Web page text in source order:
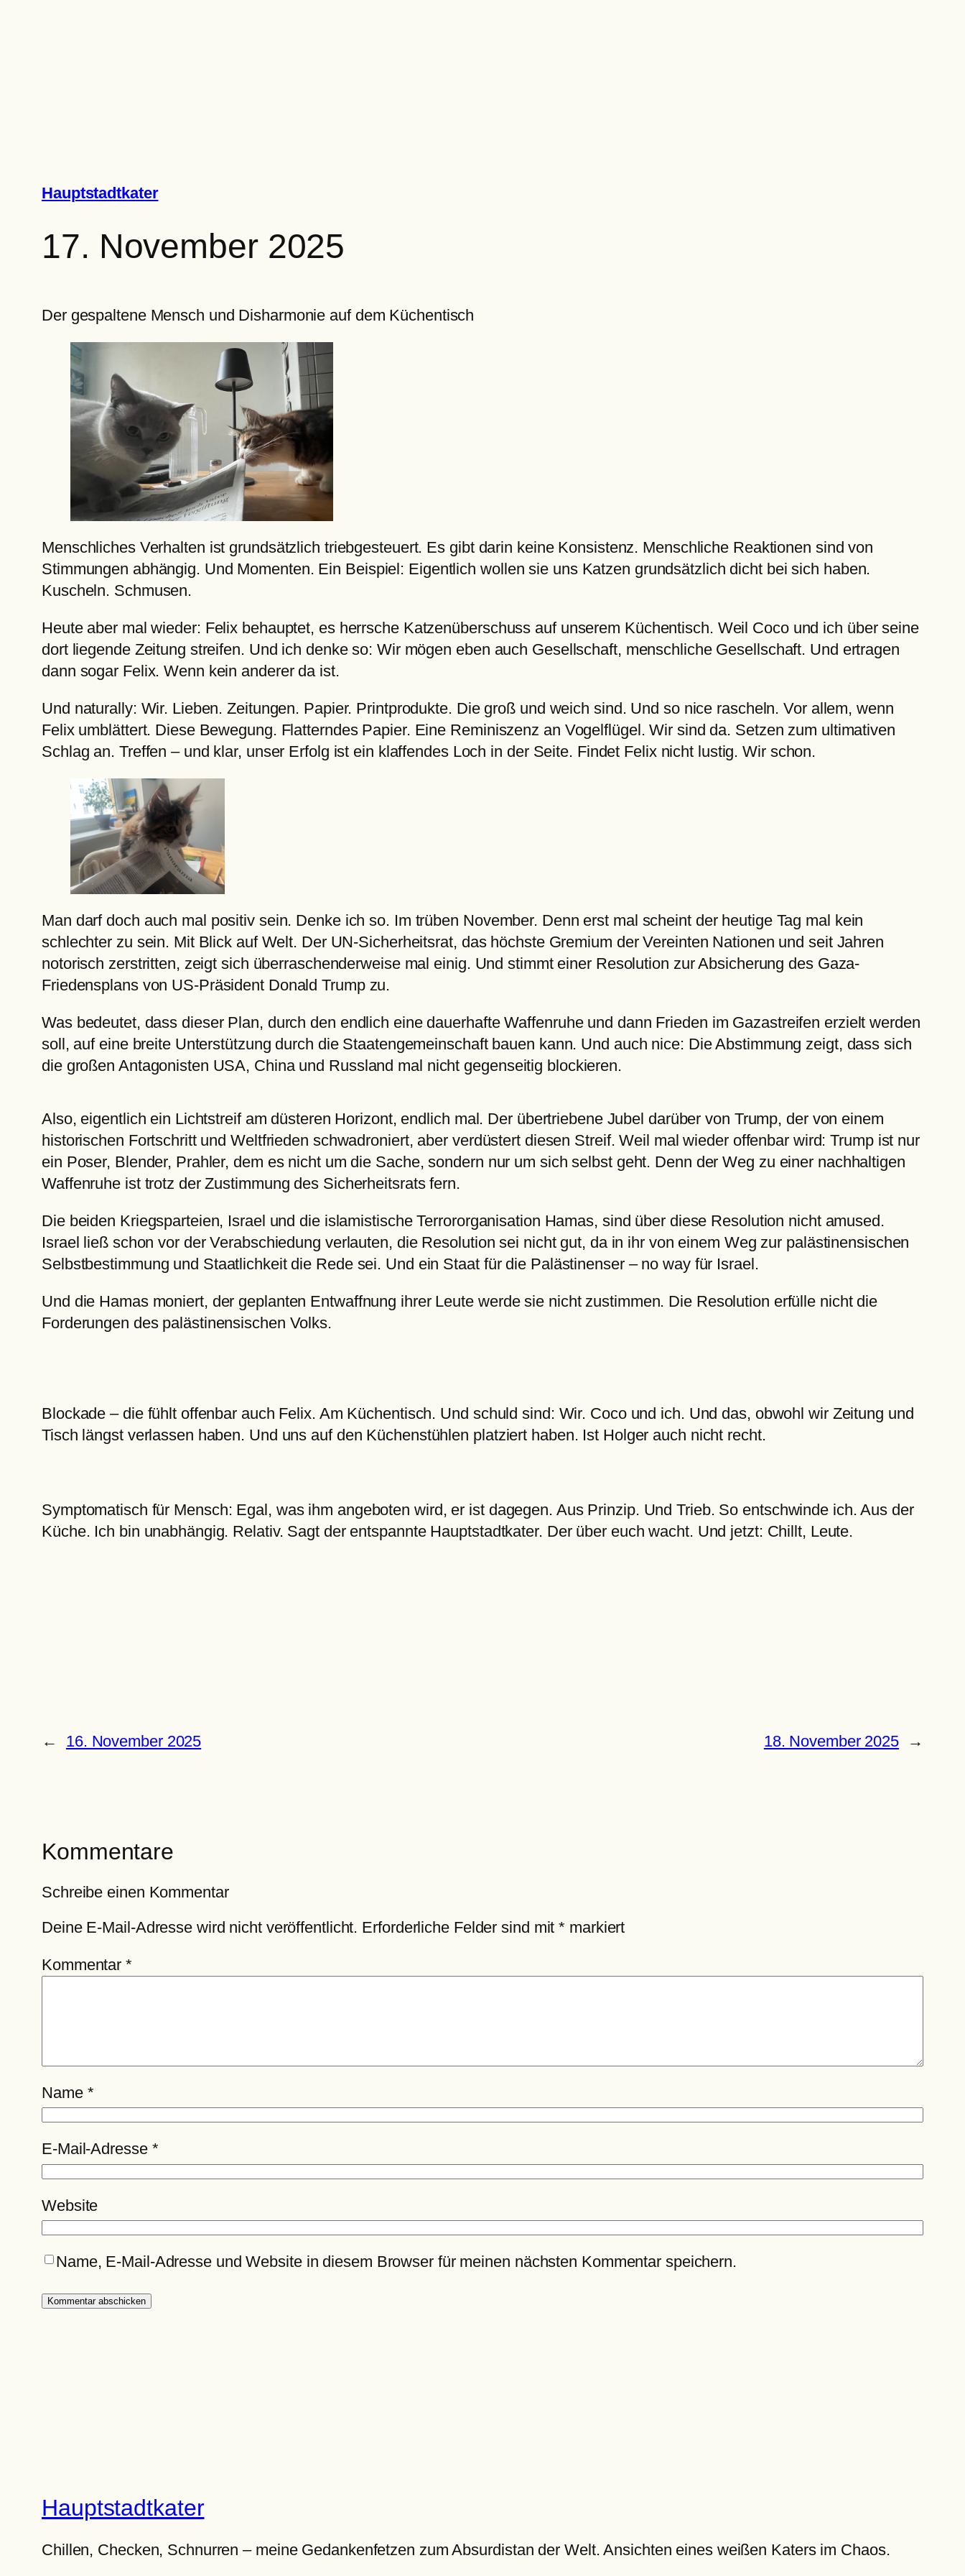
Hauptstadtkater
17. November 2025
Der gespaltene Mensch und Disharmonie auf dem Küchentisch
Menschliches Verhalten ist grundsätzlich triebgesteuert. Es gibt darin keine Konsistenz. Menschliche Reaktionen sind von
Stimmungen abhängig. Und Momenten. Ein Beispiel: Eigentlich wollen sie uns Katzen grundsätzlich dicht bei sich haben.
Kuscheln. Schmusen.
Heute aber mal wieder: Felix behauptet, es herrsche Katzenüberschuss auf unserem Küchentisch. Weil Coco und ich über seine
dort liegende Zeitung streifen. Und ich denke so: Wir mögen eben auch Gesellschaft, menschliche Gesellschaft. Und ertragen
dann sogar Felix. Wenn kein anderer da ist.
Und naturally: Wir. Lieben. Zeitungen. Papier. Printprodukte. Die groß und weich sind. Und so nice rascheln. Vor allem, wenn
Felix umblättert. Diese Bewegung. Flatterndes Papier. Eine Reminiszenz an Vogelflügel. Wir sind da. Setzen zum ultimativen
Schlag an. Treffen – und klar, unser Erfolg ist ein klaffendes Loch in der Seite. Findet Felix nicht lustig. Wir schon.
Man darf doch auch mal positiv sein. Denke ich so. Im trüben November. Denn erst mal scheint der heutige Tag mal kein
schlechter zu sein. Mit Blick auf Welt. Der UN-Sicherheitsrat, das höchste Gremium der Vereinten Nationen und seit Jahren
notorisch zerstritten, zeigt sich überraschenderweise mal einig. Und stimmt einer Resolution zur Absicherung des Gaza-
Friedensplans von US-Präsident Donald Trump zu.
Was bedeutet, dass dieser Plan, durch den endlich eine dauerhafte Waffenruhe und dann Frieden im Gazastreifen erzielt werden
soll, auf eine breite Unterstützung durch die Staatengemeinschaft bauen kann. Und auch nice: Die Abstimmung zeigt, dass sich
die großen Antagonisten USA, China und Russland mal nicht gegenseitig blockieren.
Also, eigentlich ein Lichtstreif am düsteren Horizont, endlich mal. Der übertriebene Jubel darüber von Trump, der von einem
historischen Fortschritt und Weltfrieden schwadroniert, aber verdüstert diesen Streif. Weil mal wieder offenbar wird: Trump ist nur
ein Poser, Blender, Prahler, dem es nicht um die Sache, sondern nur um sich selbst geht. Denn der Weg zu einer nachhaltigen
Waffenruhe ist trotz der Zustimmung des Sicherheitsrats fern.
Die beiden Kriegsparteien, Israel und die islamistische Terrororganisation Hamas, sind über diese Resolution nicht amused.
Israel ließ schon vor der Verabschiedung verlauten, die Resolution sei nicht gut, da in ihr von einem Weg zur palästinensischen
Selbstbestimmung und Staatlichkeit die Rede sei. Und ein Staat für die Palästinenser – no way für Israel.
Und die Hamas moniert, der geplanten Entwaffnung ihrer Leute werde sie nicht zustimmen. Die Resolution erfülle nicht die
Forderungen des palästinensischen Volks.
Blockade – die fühlt offenbar auch Felix. Am Küchentisch. Und schuld sind: Wir. Coco und ich. Und das, obwohl wir Zeitung und
Tisch längst verlassen haben. Und uns auf den Küchenstühlen platziert haben. Ist Holger auch nicht recht.
Symptomatisch für Mensch: Egal, was ihm angeboten wird, er ist dagegen. Aus Prinzip. Und Trieb. So entschwinde ich. Aus der
Küche. Ich bin unabhängig. Relativ. Sagt der entspannte Hauptstadtkater. Der über euch wacht. Und jetzt: Chillt, Leute.
← 16. November 2025 18. November 2025 →
Kommentare
Schreibe einen Kommentar
Deine E-Mail-Adresse wird nicht veröffentlicht. Erforderliche Felder sind mit* markiert
Kommentar*
Name *
E-Mail-Adresse *
Website
Name, E-Mail-Adresse und Website in diesem Browser für meinen nächsten Kommentar speichern.
Hauptstadtkater
Chillen, Checken, Schnurren – meine Gedankenfetzen zum Absurdistan der Welt. Ansichten eines weißen Katers im Chaos.